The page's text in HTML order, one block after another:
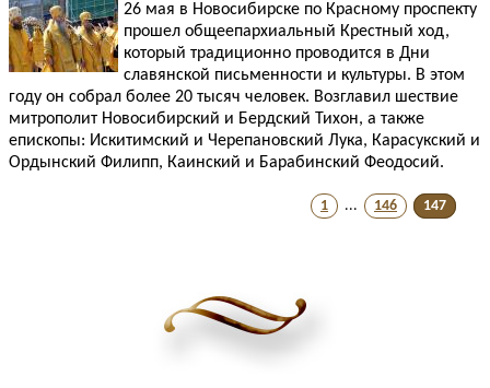
26 мая в Новосибирске по Красному проспекту
прошел общеепархиальный Крестный ход,
который традиционно проводится в Дни
славянской письменности и культуры. В этом
году он собрал более 20 тысяч человек. Возглавил шествие
митрополит Новосибирский и Бердский Тихон, а также
епископы: Искитимский и Черепановский Лука, Карасукский и
Ордынский Филипп, Каинский и Барабинский Феодосий.
1 ... 146 147